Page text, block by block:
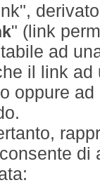
" (link
ad
il link
oppure